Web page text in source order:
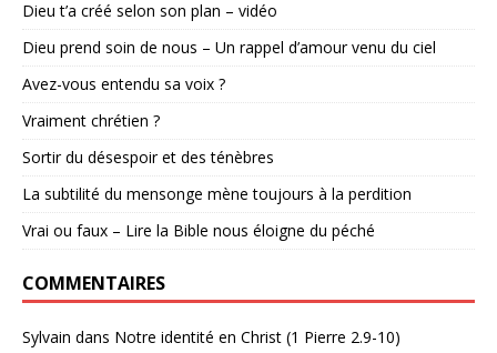
Dieu t’a créé selon son plan – vidéo
Dieu prend soin de nous – Un rappel d’amour venu du ciel
Avez-vous entendu sa voix ?
Vraiment chrétien ?
Sortir du désespoir et des ténèbres
La subtilité du mensonge mène toujours à la perdition
Vrai ou faux – Lire la Bible nous éloigne du péché
COMMENTAIRES
Sylvain dans Notre identité en Christ (1 Pierre 2.9-10)